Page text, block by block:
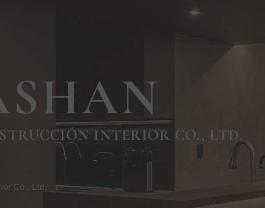
INTERIOR CO., LTD.
Co., Ltd.